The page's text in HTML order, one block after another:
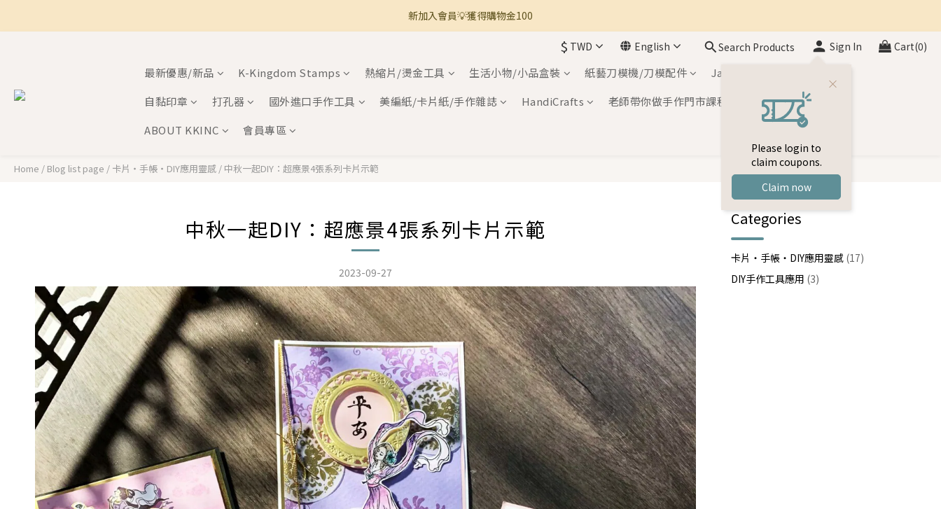
🚚 全館滿800免運 🚚
🚚 全館滿800免運 🚚
新加入會員💡獲得購物金100
🚚 全館滿800免運 🚚
$ TWD English Search Products Sign In
Please login to
claim coupons.
Claim now
Cart(0)
最新優惠/新品 K-Kingdom Stamps 熱縮片/燙金工具 生活小物/小品盒裝 紙藝刀模機/刀模配件
Japan Inks
自黏印章
打孔器 國外進口手作工具 美編紙/卡片紙/手作雜誌 HandiCrafts
老師帶你做手作門市課程
ABOUT KKINC
會員專區
Home / Blog list page / 卡片・手帳・DIY應用靈感 / 中秋一起DIY：超應景4張系列卡片示範
中秋一起DIY：超應景4張系列卡片示範
2023-09-27
Categories
卡片・手帳・DIY應用靈感 (17)
DIY手作工具應用 (3)